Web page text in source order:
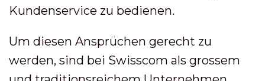
Kundenservice zu bedienen.
Um diesen Ansprüchen gerecht zu
werden, sind bei Swisscom als grossem